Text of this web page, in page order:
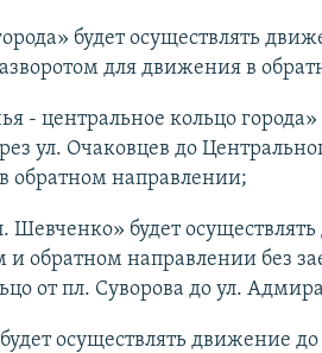
будет осуществлять
для движения в
- центральное кольцо города»
ул. Очаковцев до
направлении;
будет
обратном направлении без
от пл. Суворова до ул.
осуществлять движение